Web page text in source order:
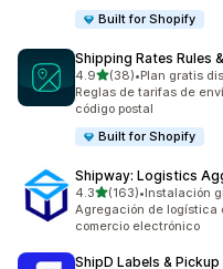
Built for Shopify
Shipping Rates Rules
4.9de 5 estrellas
(38)
38 reseñas en total
•Plan gratis
Reglas de tarifas de
código postal
Built for Shopify
Shipway: Logistics
4.3de 5 estrellas
(163)
163 reseñas en total
•Instalación
Agregación de logística
comercio electrónico
ShipD Labels &